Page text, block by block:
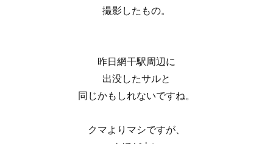
撮影したもの。
昨日網干駅周辺に
出没したサルと
同じかもしれないですね。
クマよりマシですが、